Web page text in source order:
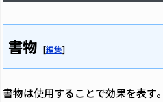
書物 [編集]
書物は使用することで効果を表す。